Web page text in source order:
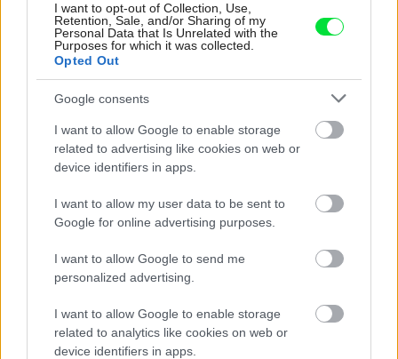
I want to opt-out of Collection, Use,
Retention, Sale, and/or Sharing of my
Personal Data that Is Unrelated with the
Purposes for which it was collected.
Opted Out
Google consents
I want to allow Google to enable storage
related to advertising like cookies on web or
device identifiers in apps.
I want to allow my user data to be sent to
Google for online advertising purposes.
I want to allow Google to send me
personalized advertising.
I want to allow Google to enable storage
related to analytics like cookies on web or
device identifiers in apps.
stačil jeden prvok | Môjdom.sk
My napríklad labky utierame hneď pri dverách a doma pred dvere
používame tyčový ETA Terier…
Re: Takto sa rieši málo úložného miesta. V tomto byte
stačil jeden prvok | Môjdom.sk